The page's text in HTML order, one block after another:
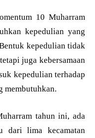
10 Muharram
kepedulian yang
kepedulian tidak
juga kebersamaan
kepedulian terhadap
membutuhkan.
tahun ini, ada
dari lima kecamatan